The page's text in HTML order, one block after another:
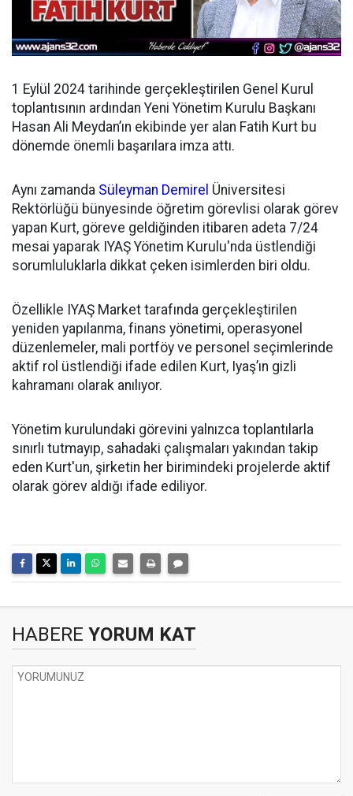
1 Eylül 2024 tarihinde gerçekleştirilen Genel Kurul
toplantısının ardından Yeni Yönetim Kurulu Başkanı
Hasan Ali Meydan’ın ekibinde yer alan Fatih Kurt bu
dönemde önemli başarılara imza attı.
Aynı zamanda Süleyman Demirel Üniversitesi
Rektörlüğü bünyesinde öğretim görevlisi olarak görev
yapan Kurt, göreve geldiğinden itibaren adeta 7/24
mesai yaparak IYAŞ Yönetim Kurulu'nda üstlendiği
sorumluluklarla dikkat çeken isimlerden biri oldu.
Özellikle IYAŞ Market tarafında gerçekleştirilen
yeniden yapılanma, finans yönetimi, operasyonel
düzenlemeler, mali portföy ve personel seçimlerinde
aktif rol üstlendiği ifade edilen Kurt, Iyaş’ın gizli
kahramanı olarak anılıyor.
Yönetim kurulundaki görevini yalnızca toplantılarla
sınırlı tutmayıp, sahadaki çalışmaları yakından takip
eden Kurt'un, şirketin her birimindeki projelerde aktif
olarak görev aldığı ifade ediliyor.
HABERE YORUM KAT